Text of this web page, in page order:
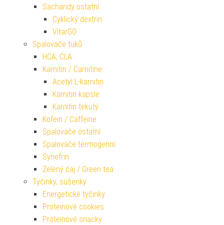
Sacharidy ostatní
Cyklický dextrin
VitarGO
Spalovače tuků
HCA, CLA
Karnitin / Carnitine
Acetyl L-karnitin
Karnitin kapsle
Karnitin tekutý
Kofein / Caffeine
Spalovače ostatní
Spalovače termogenní
Synefrin
Zelený čaj / Green tea
Tyčinky, sušenky
Energetické tyčinky
Proteinové cookies
Proteinové snacky